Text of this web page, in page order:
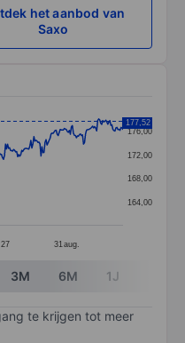
het aanbod van
Saxo
categories.
values. Data
27 31 aug.
164,00
168,00
172,00
176,00
177,52
3M 6M 1J
te krijgen tot meer